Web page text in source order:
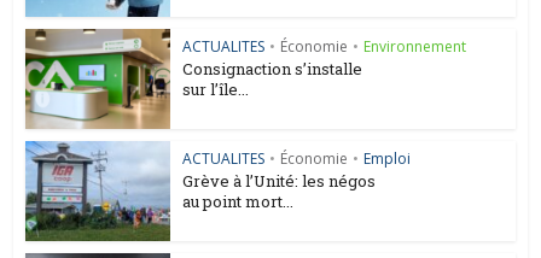
ACTUALITES • Économie • Environnement
Consignaction s’installe
sur l’île...
ACTUALITES • Économie • Emploi
Grève à l’Unité: les négos
au point mort...